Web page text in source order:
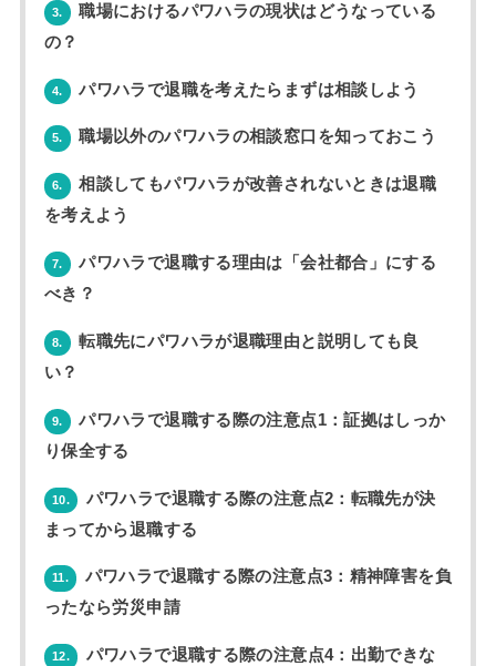
3.
職場におけるパワハラの現状はどうなっている
の？
4. パワハラで退職を考えたらまずは相談しよう
5. 職場以外のパワハラの相談窓口を知っておこう
6.
相談してもパワハラが改善されないときは退職
を考えよう
7.
パワハラで退職する理由は「会社都合」にする
べき？
8.
転職先にパワハラが退職理由と説明しても良
い？
9.
パワハラで退職する際の注意点1：証拠はしっか
り保全する
10.
パワハラで退職する際の注意点2：転職先が決
まってから退職する
11.
パワハラで退職する際の注意点3：精神障害を負
ったなら労災申請
12.
パワハラで退職する際の注意点4：出勤できな